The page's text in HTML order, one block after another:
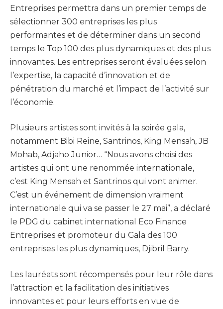
Entreprises permettra dans un premier temps de
sélectionner 300 entreprises les plus
performantes et de déterminer dans un second
temps le Top 100 des plus dynamiques et des plus
innovantes. Les entreprises seront évaluées selon
l’expertise, la capacité d’innovation et de
pénétration du marché et l’impact de l’activité sur
l’économie.
Plusieurs artistes sont invités à la soirée gala,
notamment Bibi Reine, Santrinos, King Mensah, JB
Mohab, Adjaho Junior… “Nous avons choisi des
artistes qui ont une renommée internationale,
c’est King Mensah et Santrinos qui vont animer.
C’est un événement de dimension vraiment
internationale qui va se passer le 27 mai”, a déclaré
le PDG du cabinet international Eco Finance
Entreprises et promoteur du Gala des 100
entreprises les plus dynamiques, Djibril Barry.
Les lauréats sont récompensés pour leur rôle dans
l’attraction et la facilitation des initiatives
innovantes et pour leurs efforts en vue de